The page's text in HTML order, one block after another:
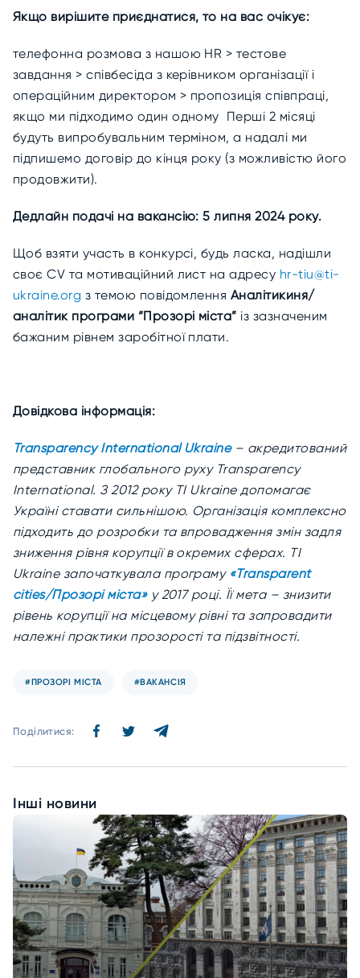
Якщо вирішите приєднатися, то на вас очікує:
телефонна розмова з нашою HR > тестове
завдання > співбесіда з керівником організації і
операційним директором > пропозиція співпраці,
якщо ми підходимо один одному Перші 2 місяці
будуть випробувальним терміном, а надалі ми
підпишемо договір до кінця року (з можливістю його
продовжити).
Дедлайн подачі на вакансію: 5 липня 2024 року.
Щоб взяти участь в конкурсі, будь ласка, надішли
своє CV та мотиваційний лист на адресу hr-tiu@ti-
ukraine.org з темою повідомлення Аналітикиня/
аналітик програми “Прозорі міста” із зазначеним
бажаним рівнем заробітної плати.
Довідкова інформація:
Transparency International Ukraine – акредитований
представник глобального руху Transparency
International. З 2012 року TI Ukraine допомагає
Україні ставати сильнішою. Організація комплексно
підходить до розробки та впровадження змін задля
зниження рівня корупції в окремих сферах. ТІ
Ukraine започаткувала програму «Transparent
cities/Прозорі міста»у 2017 році. Її мета – знизити
рівень корупції на місцевому рівні та запровадити
належні практики прозорості та підзвітності.
#ПРОЗОРІ МІСТА #ВАКАНСІЯ
Поділитися:
Інші новини